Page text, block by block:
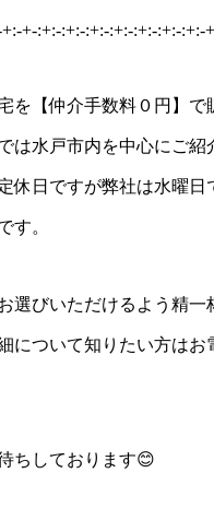
+-:+:-:+:-:+:-:+:-:+:-:+:-:+:-
を【仲介手数料０円】で
は水戸市内を中心にご
休日ですが弊社は水曜日
す。
選びいただけるよう精一
について知りたい方は
ちしております😊